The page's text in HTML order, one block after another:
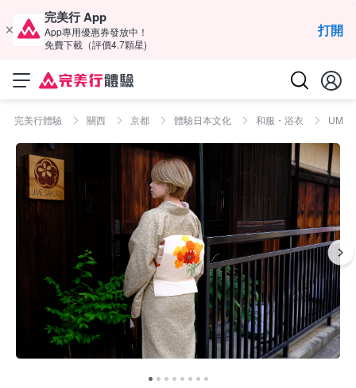
完美行 App
App專用優惠券發放中！
免費下載（評價4.7顆星)
打開
完美行體驗 關西 京都 體驗日本文化 和服・浴衣 UME